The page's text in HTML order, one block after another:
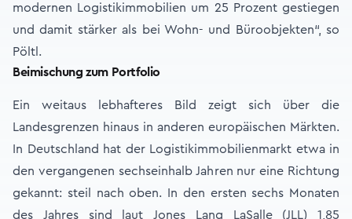
modernen Logistikimmobilien um 25 Prozent gestiegen
und damit stärker als bei Wohn- und Büroobjekten“, so
Pöltl.
Beimischung zum Portfolio
Ein weitaus lebhafteres Bild zeigt sich über die
Landesgrenzen hinaus in anderen europäischen Märkten.
In Deutschland hat der Logistikimmobilienmarkt etwa in
den vergangenen sechseinhalb Jahren nur eine Richtung
gekannt: steil nach oben. In den ersten sechs Monaten
des Jahres sind laut Jones Lang LaSalle (JLL) 1,85